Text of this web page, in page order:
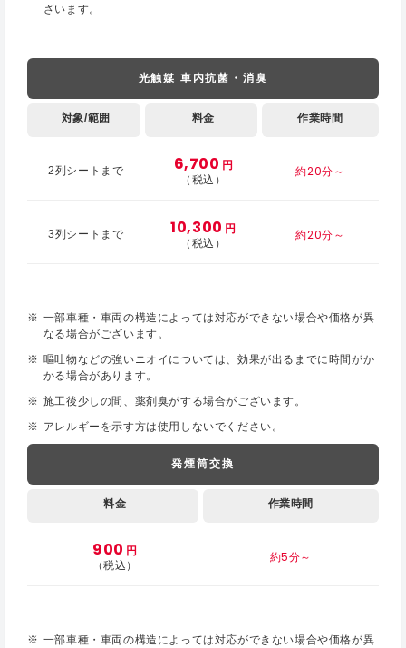
ざいます。
光触媒 車内抗菌・消臭
対象/範囲 料金 作業時間
2列シートまで 6,700 円
（税込）
約20分～
3列シートまで 10,300 円
（税込）
約20分～
一部車種・車両の構造によっては対応ができない場合や価格が異
なる場合がございます。
嘔吐物などの強いニオイについては、効果が出るまでに時間がか
かる場合があります。
施工後少しの間、薬剤臭がする場合がございます。
アレルギーを示す方は使用しないでください。
発煙筒交換
料金 作業時間
900 円
（税込）
約5分～
一部車種・車両の構造によっては対応ができない場合や価格が異